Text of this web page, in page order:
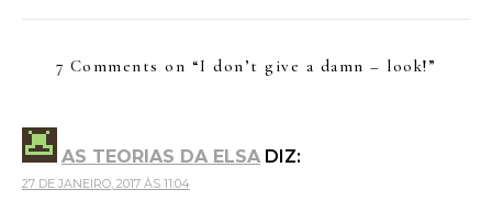
7 Comments on “I don’t give a damn – look!”
AS TEORIAS DA ELSA DIZ:
27 DE JANEIRO, 2017 ÀS 11:04